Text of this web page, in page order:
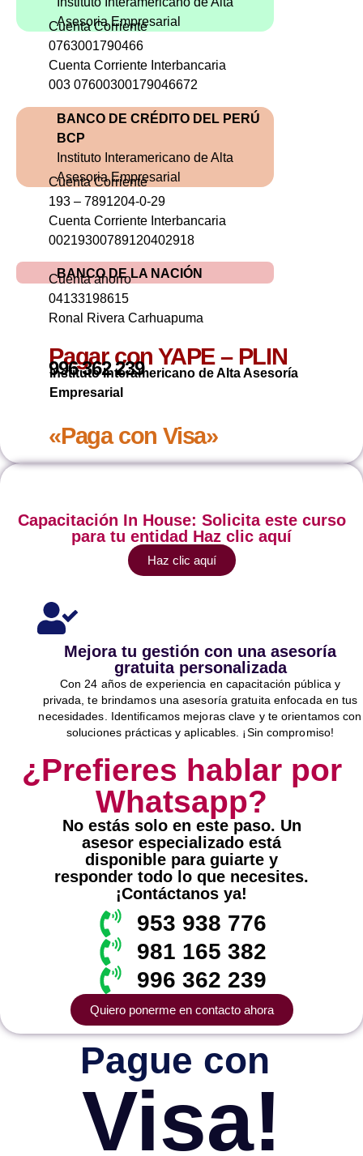
Asesoria Empresarial
Cuenta Corriente
0763001790466
Cuenta Corriente Interbancaria
003 07600300179046672
BANCO DE CRÉDITO DEL PERÚ
BCP
Instituto Interamericano de Alta
Asesoria Empresarial
Cuenta Corriente
193 – 7891204-0-29
Cuenta Corriente Interbancaria
00219300789120402918
BANCO DE LA NACIÓN
Cuenta ahorro
04133198615
Ronal Rivera Carhuapuma
Pagar con YAPE – PLIN
996 362 239
Instituto Interamericano de Alta Asesoría
Empresarial
«Paga con Visa»
Capacitación In House: Solicita este curso
para tu entidad Haz clic aquí
Haz clic aquí
Mejora tu gestión con una asesoría
gratuita personalizada
Con 24 años de experiencia en capacitación pública y
privada, te brindamos una asesoría gratuita enfocada en tus
necesidades. Identificamos mejoras clave y te orientamos con
soluciones prácticas y aplicables. ¡Sin compromiso!
¿Prefieres hablar por
Whatsapp?
No estás solo en este paso. Un
asesor especializado está
disponible para guiarte y
responder todo lo que necesites.
¡Contáctanos ya!
953 938 776
981 165 382
996 362 239
Quiero ponerme en contacto ahora
Pague con
Visa!